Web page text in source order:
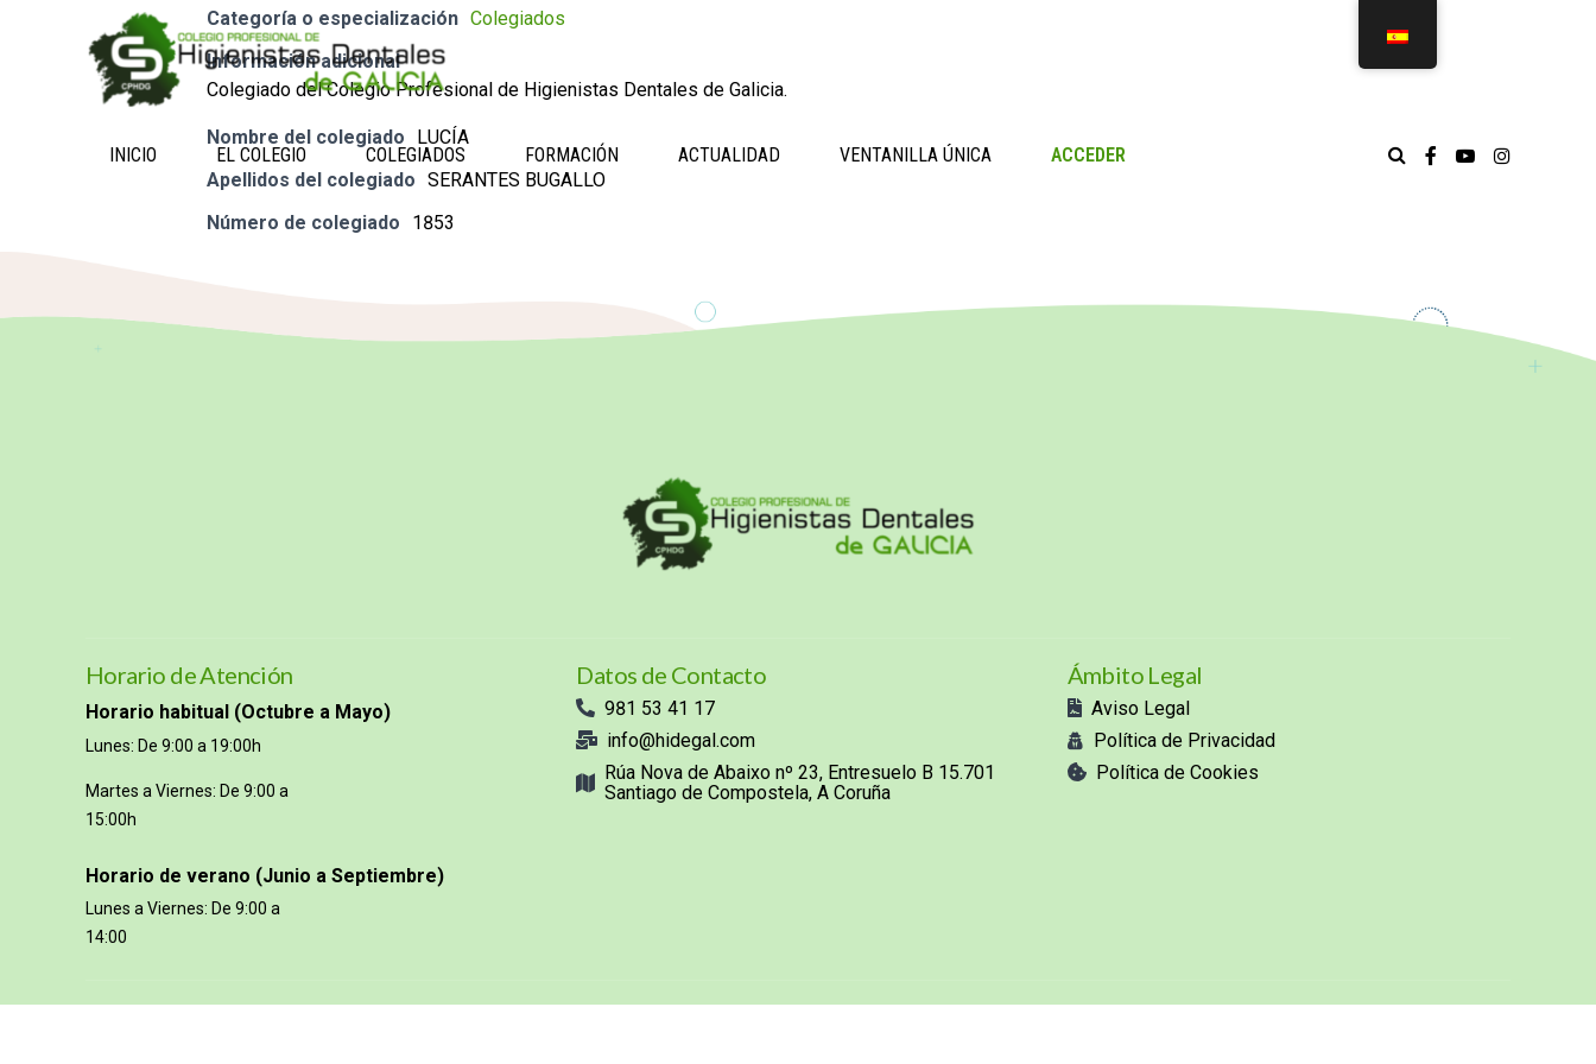
INICIO EL COLEGIO COLEGIADOS FORMACIÓN ACTUALIDAD VENTANILLA ÚNICA ACCEDER
Categoría o especialización Colegiados
Información adicional
Colegiado del Colegio Profesional de Higienistas Dentales de Galicia.
Nombre del colegiado
LUCÍA
Apellidos del colegiado SERANTES BUGALLO
Número de colegiado
1853
Horario de Atención
Horario habitual (Octubre a Mayo)
Lunes: De 9:00 a 19:00h
Martes a Viernes: De 9:00 a
15:00h
Horario de verano (Junio a Septiembre)
Lunes a Viernes: De 9:00 a
14:00
Datos de Contacto
981 53 41 17
info@hidegal.com
Rúa Nova de Abaixo nº 23, Entresuelo B 15.701
Santiago de Compostela, A Coruña
Ámbito Legal
Aviso Legal
Política de Privacidad
Política de Cookies